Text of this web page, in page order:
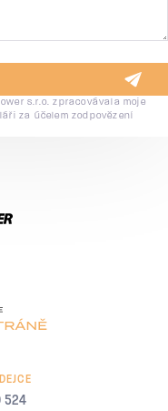
s.r.o. zpracovávala moje
za účelem zodpovězení
524